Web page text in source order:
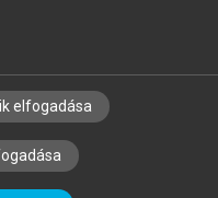
KÖNYVTÁROSOKNAK
ALAPELVEK
elfogadása